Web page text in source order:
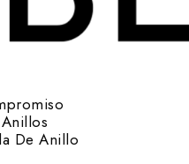
De Anillo